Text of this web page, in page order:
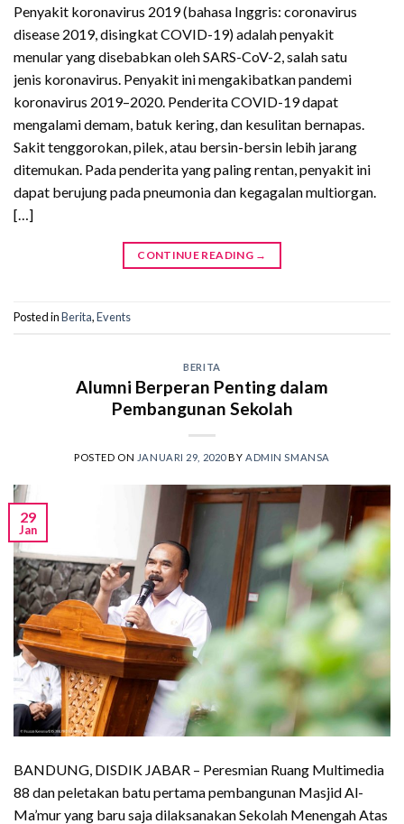
Penyakit koronavirus 2019 (bahasa Inggris: coronavirus
disease 2019, disingkat COVID-19) adalah penyakit
menular yang disebabkan oleh SARS-CoV-2, salah satu
jenis koronavirus. Penyakit ini mengakibatkan pandemi
koronavirus 2019–2020. Penderita COVID-19 dapat
mengalami demam, batuk kering, dan kesulitan bernapas.
Sakit tenggorokan, pilek, atau bersin-bersin lebih jarang
ditemukan. Pada penderita yang paling rentan, penyakit ini
dapat berujung pada pneumonia dan kegagalan multiorgan.
[…]
CONTINUE READING →
Posted inBerita,Events
BERITA
Alumni Berperan Penting dalam
Pembangunan Sekolah
POSTED ON JANUARI 29, 2020BYADMIN SMANSA
29
Jan
BANDUNG, DISDIK JABAR – Peresmian Ruang Multimedia
88 dan peletakan batu pertama pembangunan Masjid Al-
Ma’mur yang baru saja dilaksanakan Sekolah Menengah Atas